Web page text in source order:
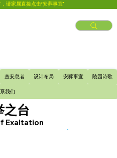
请家属直接点击“安葬事宜”
查安息者 设计布局 安葬事宜 陵园诗歌
我们
之台
Exaltation